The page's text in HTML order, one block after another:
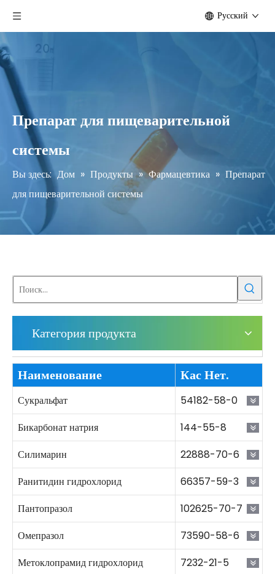
Pусский
Препарат для пищеварительной
системы
Вы здесь: Дом » Продукты » Фармацевтика » Препарат
для пищеварительной системы
Категория продукта
Наименование Кас Нет.
Сукральфат
54182-58-0
Бикарбонат натрия
144-55-8
Силимарин
22888-70-6
Ранитидин гидрохлорид
66357-59-3
Пантопразол
102625-70-7
Омепразол
73590-58-6
Метоклопрамид гидрохлорид
7232-21-5